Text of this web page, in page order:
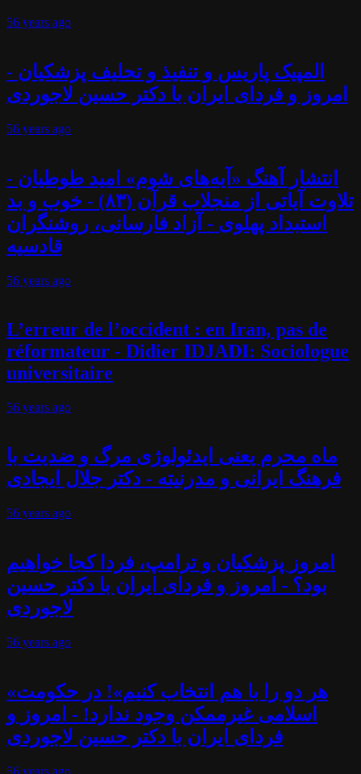
56 years ago
المپیک پاریس و تنفیذ و تحلیف پزشکیان -
امروز و فردای ایران با دکتر حسین لاجوردی
56 years ago
انتشار آهنگ «آیه‌های شوم» امید طوطیان -
تلاوت آیاتی از منجلاب قرآن (۸۳) - خوب و بد
استبداد پهلوی - آزاد فارسانی، روشنگران
قادسیه
56 years ago
L’erreur de l’occident : en Iran, pas de
réformateur - Didier IDJADI: Sociologue
universitaire
56 years ago
ماه محرم یعنی ایدئولوژی مرگ و ضدیت با
فرهنگ ایرانی و مدرنیته - دکتر جلال ایجادی
56 years ago
امروز پزشکیان و ترامپ، فردا کجا خواهیم
بود؟ - امروز و فردای ایران با دکتر حسین
لاجوردی
56 years ago
«هر دو را با هم انتخاب کنیم»! در حکومت
اسلامی غیرممکن وجود ندارد! - امروز و
فردای ایران با دکتر حسین لاجوردی
56 years ago